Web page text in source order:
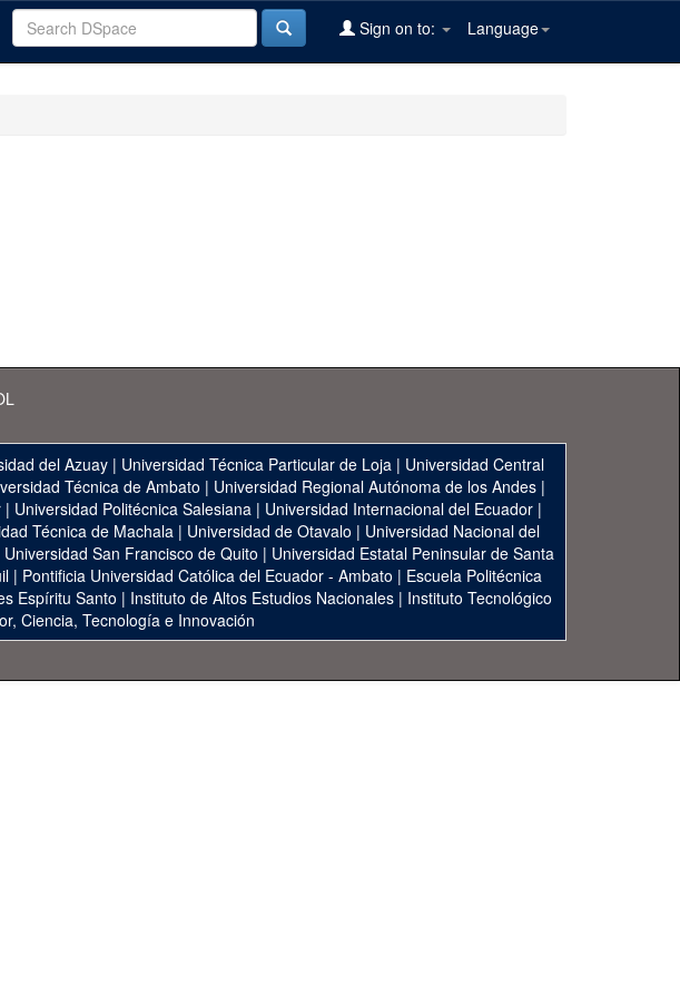
Language
Sign on to:
del Azuay | Universidad Técnica Particular de Loja | Universidad Central
Técnica de Ambato | Universidad Regional Autónoma de los Andes|
| Universidad Politécnica Salesiana| Universidad Internacional del Ecuador|
Técnica de Machala | Universidad de Otavalo | Universidad Nacional del
Universidad San Francisco de Quito | Universidad Estatal Peninsular de Santa
| Pontificia Universidad Católica del Ecuador - Ambato | Escuela Politécnica
Espíritu Santo | Instituto de Altos Estudios Nacionales | Instituto Tecnológico
Ciencia, Tecnología e Innovación